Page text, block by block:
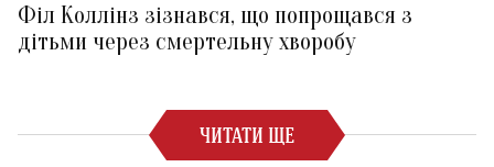
Філ Коллінз зізнався, що попрощався з
дітьми через смертельну хворобу
ЧИТАТИ ЩЕ